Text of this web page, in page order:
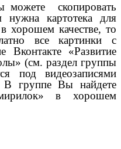
можете скопировать
картотека для
хорошем качестве, то
все картинки с
«Развитие
(см. раздел группы
под видеозаписями
группе Вы найдете
в хорошем